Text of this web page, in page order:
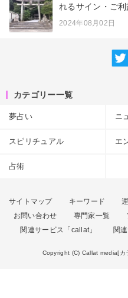
れるサイン・ご利
2024年08月02日
カテゴリー一覧
夢占い ニ
スピリチュアル エ
占術
サイトマップ キーワード
お問い合わせ
専門家一覧
関連サービス「callat」
関
Copyright (C) Callat media[カ